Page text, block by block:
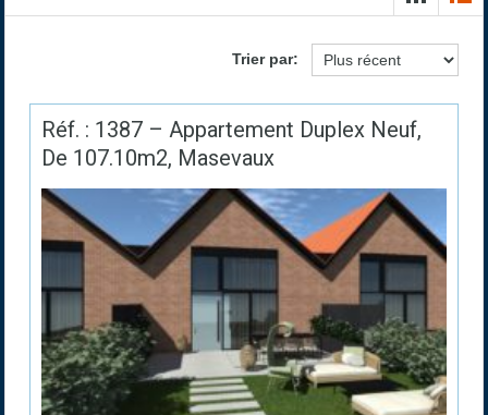
Trier par:
Réf. : 1387 – Appartement Duplex Neuf,
De 107.10m2, Masevaux